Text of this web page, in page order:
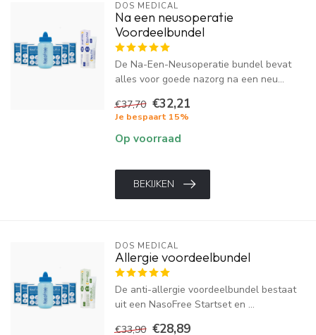
DOS MEDICAL
Na een neusoperatie
Voordeelbundel
De Na-Een-Neusoperatie bundel bevat
alles voor goede nazorg na een neu...
€37,70 €32,21
Je bespaart 15%
Op voorraad
BEKIJKEN
DOS MEDICAL
Allergie voordeelbundel
De anti-allergie voordeelbundel bestaat
uit een NasoFree Startset en ...
€33,90 €28,89